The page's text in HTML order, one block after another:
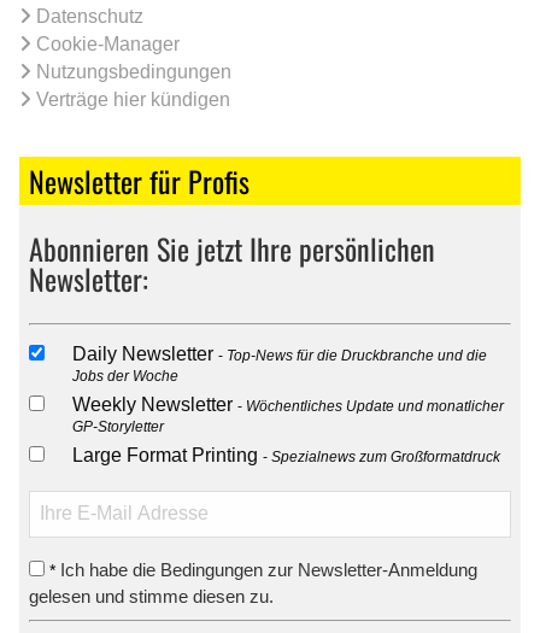
Datenschutz
Cookie-Manager
Nutzungsbedingungen
Verträge hier kündigen
Newsletter für Profis
Abonnieren Sie jetzt Ihre persönlichen
Newsletter:
Daily Newsletter
Top-News für die Druckbranche und die
Jobs der Woche
Weekly Newsletter
Wöchentliches Update und monatlicher
GP-Storyletter
Large Format Printing Spezialnews zum Großformatdruck
* Ich habe die Bedingungen zur Newsletter-Anmeldung
gelesen und stimme diesen zu.